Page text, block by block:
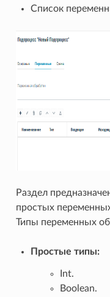
Список
Раздел
простых
Типы переменных
Простые типы:
Int.
Boolean.